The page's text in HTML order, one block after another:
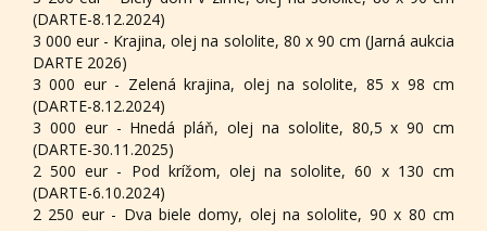
(DARTE-8.12.2024)
3 000 eur - Krajina, olej na sololite, 80 x 90 cm (Jarná aukcia
DARTE 2026)
3 000 eur - Zelená krajina, olej na sololite, 85 x 98 cm
(DARTE-8.12.2024)
3 000 eur - Hnedá pláň, olej na sololite, 80,5 x 90 cm
(DARTE-30.11.2025)
2 500 eur - Pod krížom, olej na sololite, 60 x 130 cm
(DARTE-6.10.2024)
2 250 eur - Dva biele domy, olej na sololite, 90 x 80 cm